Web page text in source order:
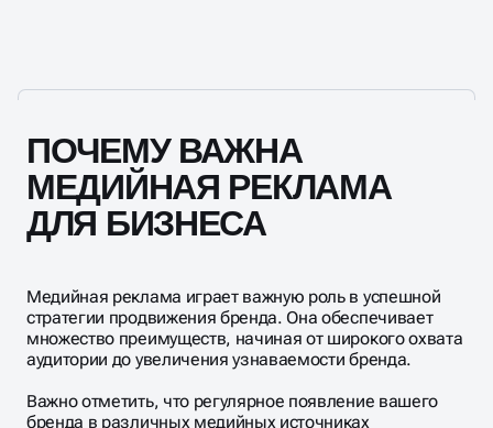
ПОЧЕМУ ВАЖНА
МЕДИЙНАЯ РЕКЛАМА
ДЛЯ БИЗНЕСА
Медийная реклама играет важную роль в успешной
стратегии продвижения бренда. Она обеспечивает
множество преимуществ, начиная от широкого охвата
аудитории до увеличения узнаваемости бренда.
Важно отметить, что регулярное появление вашего
бренда в различных медийных источниках